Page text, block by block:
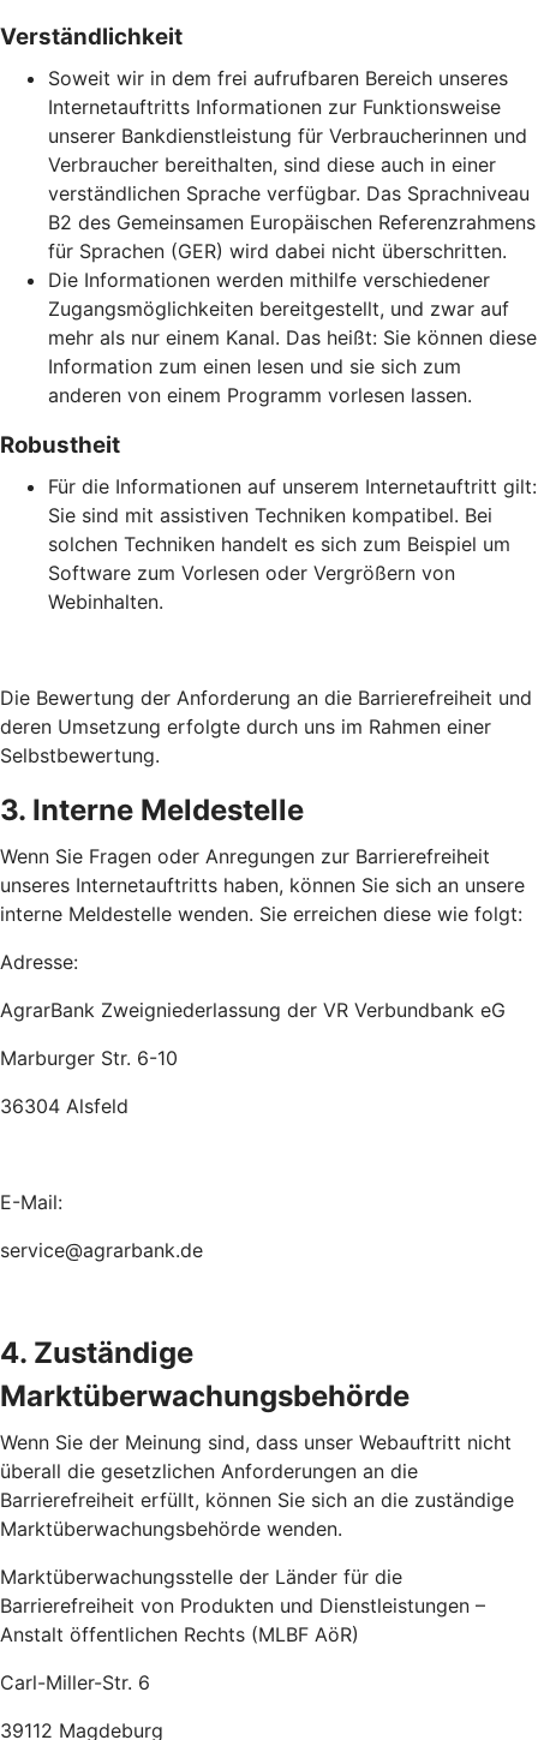
Verständlichkeit
Soweit wir in dem frei aufrufbaren Bereich unseres
Internetauftritts Informationen zur Funktionsweise
unserer Bankdienstleistung für Verbraucherinnen und
Verbraucher bereithalten, sind diese auch in einer
verständlichen Sprache verfügbar. Das Sprachniveau
B2 des Gemeinsamen Europäischen Referenzrahmens
für Sprachen (GER) wird dabei nicht überschritten.
Die Informationen werden mithilfe verschiedener
Zugangsmöglichkeiten bereitgestellt, und zwar auf
mehr als nur einem Kanal. Das heißt: Sie können diese
Information zum einen lesen und sie sich zum
anderen von einem Programm vorlesen lassen.
Robustheit
Für die Informationen auf unserem Internetauftritt gilt:
Sie sind mit assistiven Techniken kompatibel. Bei
solchen Techniken handelt es sich zum Beispiel um
Software zum Vorlesen oder Vergrößern von
Webinhalten.
Die Bewertung der Anforderung an die Barrierefreiheit und
deren Umsetzung erfolgte durch uns im Rahmen einer
Selbstbewertung.
3. Interne Meldestelle
Wenn Sie Fragen oder Anregungen zur Barrierefreiheit
unseres Internetauftritts haben, können Sie sich an unsere
interne Meldestelle wenden. Sie erreichen diese wie folgt:
Adresse:
AgrarBank Zweigniederlassung der VR Verbundbank eG
Marburger Str. 6-10
36304 Alsfeld
E-Mail:
service@agrarbank.de
4. Zuständige
Marktüberwachungsbehörde
Wenn Sie der Meinung sind, dass unser Webauftritt nicht
überall die gesetzlichen Anforderungen an die
Barrierefreiheit erfüllt, können Sie sich an die zuständige
Marktüberwachungsbehörde wenden.
Marktüberwachungsstelle der Länder für die
Barrierefreiheit von Produkten und Dienstleistungen –
Anstalt öffentlichen Rechts (MLBF AöR)
Carl-Miller-Str. 6
39112 Magdeburg